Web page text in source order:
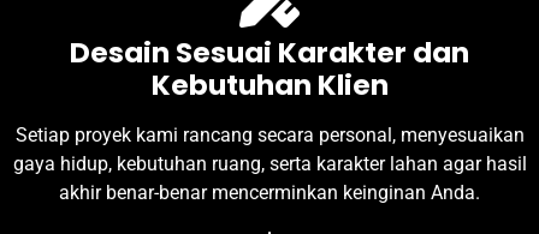
Desain Sesuai Karakter dan
Kebutuhan Klien
Setiap proyek kami rancang secara personal, menyesuaikan
gaya hidup, kebutuhan ruang, serta karakter lahan agar hasil
akhir benar-benar mencerminkan keinginan Anda.